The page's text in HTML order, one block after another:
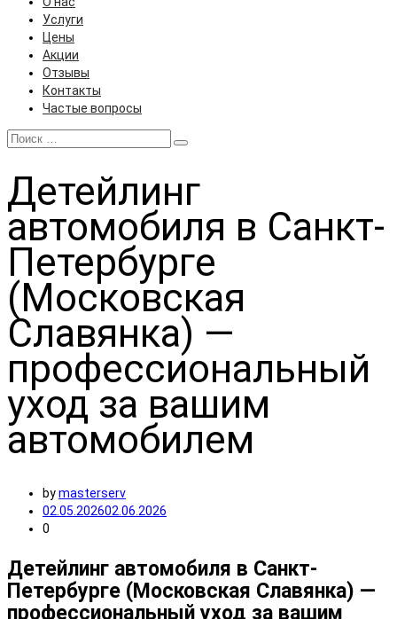
Услуги
Цены
Акции
Отзывы
Контакты
Частые вопросы
Детейлинг
автомобиля в Санкт-
Петербурге
(Московская
Славянка) —
профессиональный
уход за вашим
автомобилем
bymasterserv
02.05.202602.06.2026
0
Детейлинг автомобиля в Санкт-
Петербурге (Московская Славянка) —
профессиональный уход за вашим